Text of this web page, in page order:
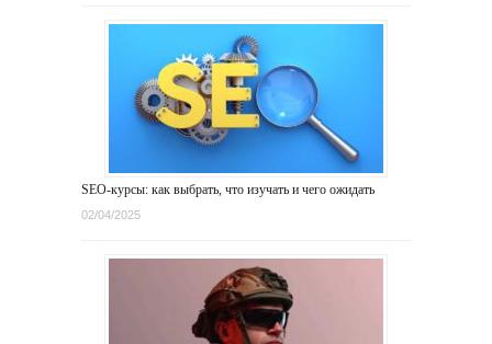
SEO-курсы: как выбрать, что изучать и чего ожидать
02/04/2025